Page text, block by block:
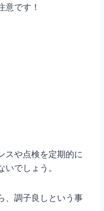
意です！
スや点検を定期的に
でしょう。
、調子良しという事